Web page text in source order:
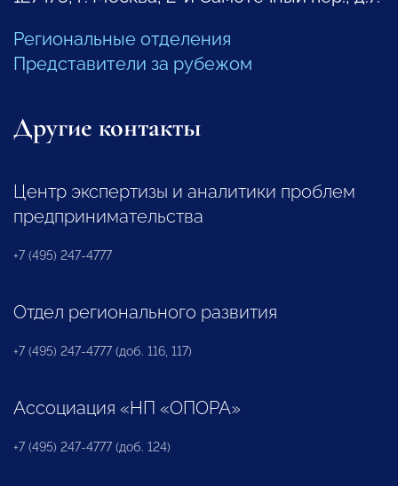
Региональные отделения
Представители за рубежом
Другие контакты
Центр экспертизы и аналитики проблем
предпринимательства
+7 (495) 247-4777
Отдел регионального развития
+7 (495) 247-4777 (доб. 116, 117)
Ассоциация «НП «ОПОРА»
+7 (495) 247-4777 (доб. 124)